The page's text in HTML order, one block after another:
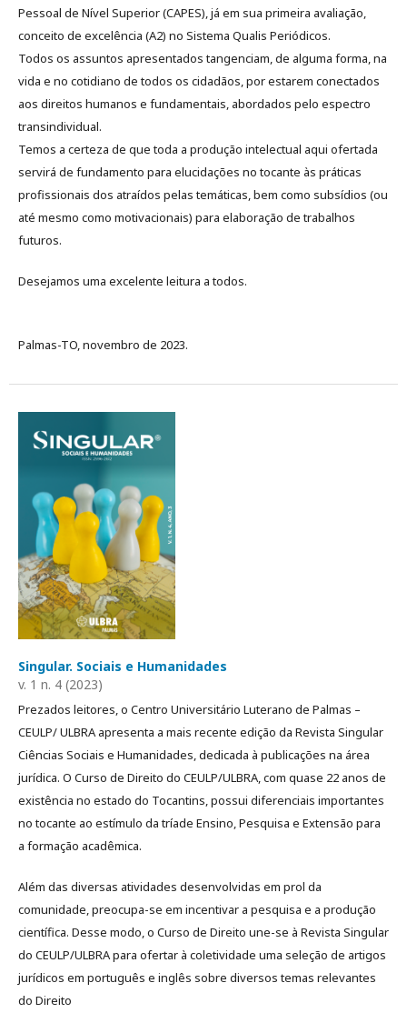
Pessoal de Nível Superior (CAPES), já em sua primeira avaliação,
conceito de excelência (A2) no Sistema Qualis Periódicos.
Todos os assuntos apresentados tangenciam, de alguma forma, na
vida e no cotidiano de todos os cidadãos, por estarem conectados
aos direitos humanos e fundamentais, abordados pelo espectro
transindividual.
Temos a certeza de que toda a produção intelectual aqui ofertada
servirá de fundamento para elucidações no tocante às práticas
profissionais dos atraídos pelas temáticas, bem como subsídios (ou
até mesmo como motivacionais) para elaboração de trabalhos
futuros.
Desejamos uma excelente leitura a todos.
Palmas-TO, novembro de 2023.
Singular. Sociais e Humanidades
v. 1 n. 4 (2023)
Prezados leitores, o Centro Universitário Luterano de Palmas –
CEULP/ ULBRA apresenta a mais recente edição da Revista Singular
Ciências Sociais e Humanidades, dedicada à publicações na área
jurídica. O Curso de Direito do CEULP/ULBRA, com quase 22 anos de
existência no estado do Tocantins, possui diferenciais importantes
no tocante ao estímulo da tríade Ensino, Pesquisa e Extensão para
a formação acadêmica.
Além das diversas atividades desenvolvidas em prol da
comunidade, preocupa-se em incentivar a pesquisa e a produção
científica. Desse modo, o Curso de Direito une-se à Revista Singular
do CEULP/ULBRA para ofertar à coletividade uma seleção de artigos
jurídicos em português e inglês sobre diversos temas relevantes
do Direito